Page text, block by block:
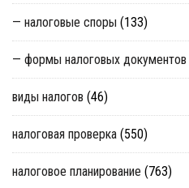
— налоговые споры (133)
— формы налоговых документов
виды налогов (46)
налоговая проверка (550)
налоговое планирование (763)